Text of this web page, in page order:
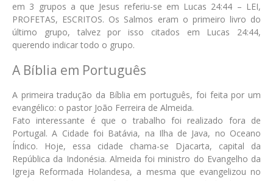
em 3 grupos a que Jesus referiu-se em Lucas 24:44 – LEI,
PROFETAS, ESCRITOS. Os Salmos eram o primeiro livro do
último grupo, talvez por isso citados em Lucas 24:44,
querendo indicar todo o grupo.
A Bíblia em Português
A primeira tradução da Bíblia em português, foi feita por um
evangélico: o pastor João Ferreira de Almeida.
Fato interessante é que o trabalho foi realizado fora de
Portugal. A Cidade foi Batávia, na Ilha de Java, no Oceano
Índico. Hoje, essa cidade chama-se Djacarta, capital da
República da Indonésia. Almeida foi ministro do Evangelho da
Igreja Reformada Holandesa, a mesma que evangelizou no